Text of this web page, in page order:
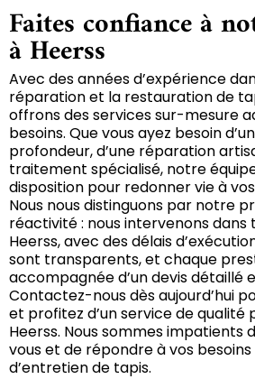
Faites confiance à
à Heerss
Avec des années d’expérience
réparation et la restauration de
offrons des services sur-mesure
besoins. Que vous ayez besoin
profondeur, d’une réparation
traitement spécialisé, notre
disposition pour redonner vie à
Nous nous distinguons par notre
réactivité : nous intervenons dans
Heerss, avec des délais
sont transparents, et chaque
accompagnée d’un devis détaillé
Contactez-nous dès aujourd’hui
et profitez d’un service de qualité
Heerss. Nous sommes impatients
vous et de répondre à vos
d’entretien de tapis.